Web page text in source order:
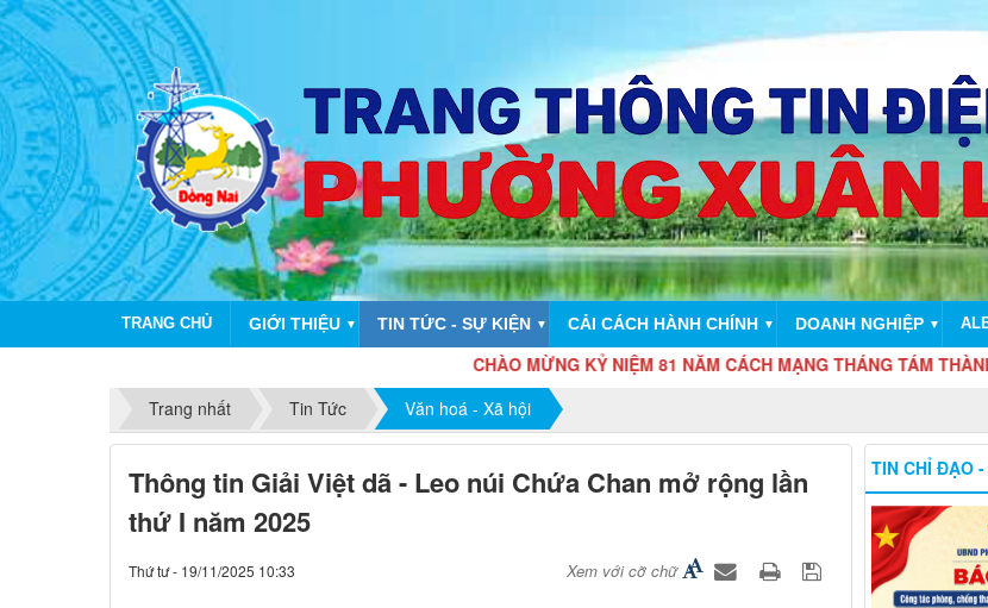
TRANG CHỦ GIỚI THIỆU ▼ TIN TỨC - SỰ KIỆN ▼ CẢI CÁCH HÀNH CHÍNH ▼ DOANH NGHIỆP ▼
CHÀO MỪNG KỶ NIỆM 81 NĂM CÁCH MẠNG THÁNG TÁM THÀNH CÔNG
Trang nhất
Tin Tức Văn hoá - Xã hội
Thông tin Giải Việt dã - Leo núi Chứa Chan mở rộng lần
thứ I năm 2025
Thứ tư - 19/11/2025 10:33 Xem với cỡ chữ
TIN CHỈ ĐẠO